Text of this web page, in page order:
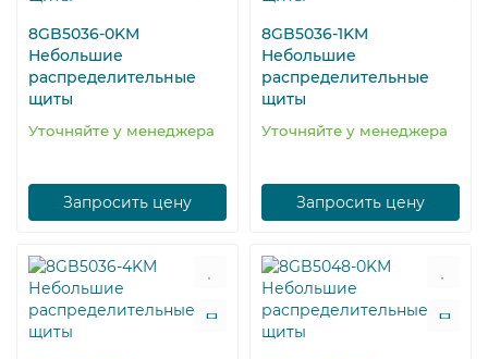
8GB5036-0KM
Небольшие
распределительные
щиты
Уточняйте у менеджера
Запросить цену
8GB5036-1KM
Небольшие
распределительные
щиты
Уточняйте у менеджера
Запросить цену